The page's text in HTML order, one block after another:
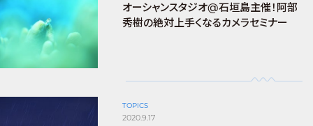
オーシャンスタジオ@石垣島主催！阿部
秀樹の絶対上手くなるカメラセミナー
TOPICS
2020.9.17